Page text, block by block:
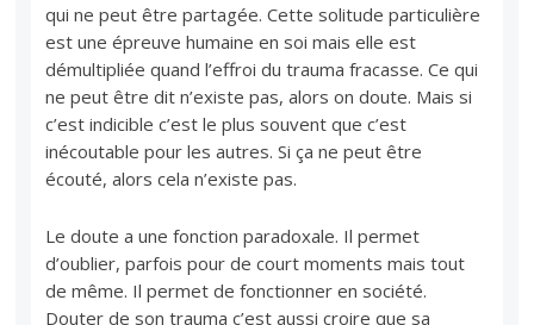
qui ne peut être partagée. Cette solitude particulière
est une épreuve humaine en soi mais elle est
démultipliée quand l’effroi du trauma fracasse. Ce qui
ne peut être dit n’existe pas, alors on doute. Mais si
c’est indicible c’est le plus souvent que c’est
inécoutable pour les autres. Si ça ne peut être
écouté, alors cela n’existe pas.
Le doute a une fonction paradoxale. Il permet
d’oublier, parfois pour de court moments mais tout
de même. Il permet de fonctionner en société.
Douter de son trauma c’est aussi croire que sa